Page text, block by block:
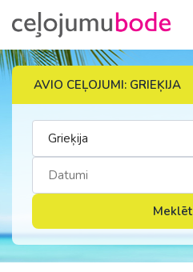
AVIO CEĻOJUMI: GRIEĶIJA
Meklēt